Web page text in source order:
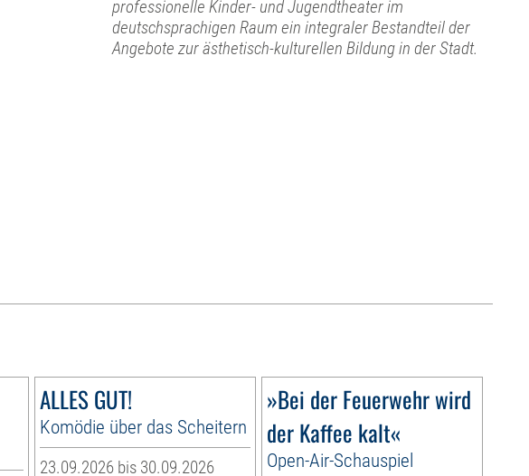
professionelle Kinder- und Jugendtheater im
deutschsprachigen Raum ein integraler Bestandteil der
Angebote zur ästhetisch-kulturellen Bildung in der Stadt.
ALLES GUT!
Komödie über das Scheitern
23.09.2026 bis 30.09.2026
»Bei der Feuerwehr wird
der Kaffee kalt«
Open-Air-Schauspiel